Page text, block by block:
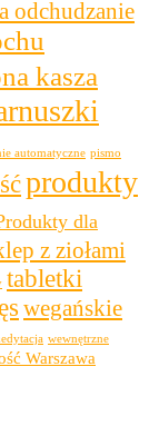
odchudzanie
kasza
automatyczne pismo
produkty
dla
z ziołami
tabletki
wegańskie
wewnętrzne
Warszawa